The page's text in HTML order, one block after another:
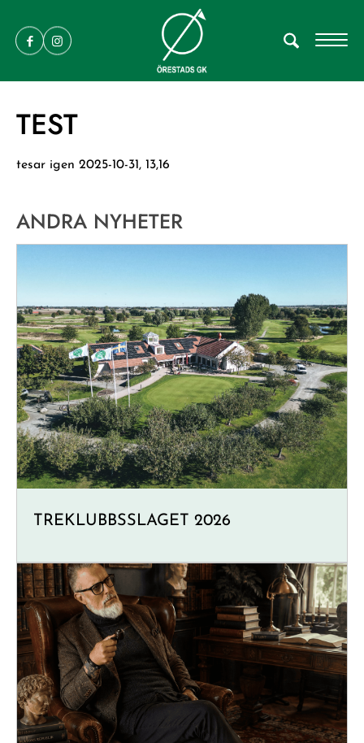
TEST
tesar igen 2025-10-31, 13,16
ANDRA NYHETER
TREKLUBBSSLAGET 2026